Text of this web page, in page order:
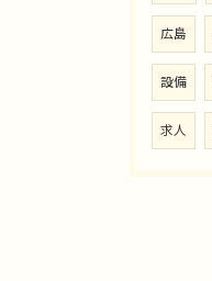
広島
設備
求人